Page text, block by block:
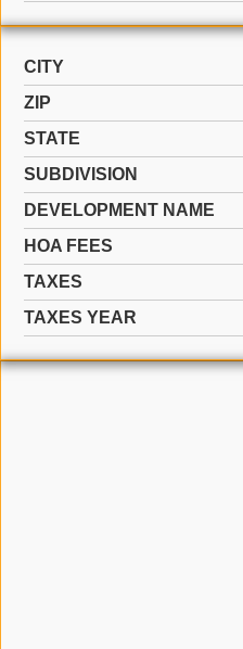
CITY
ZIP
STATE
SUBDIVISION
DEVELOPMENT NAME
HOA FEES
TAXES
TAXES YEAR